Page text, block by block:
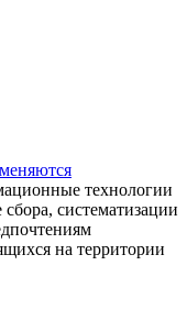
технологии
систематизации
на территории